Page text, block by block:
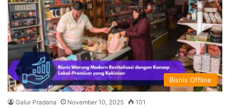
Bisnis Offline
Galur Pradana November 10, 2025 101